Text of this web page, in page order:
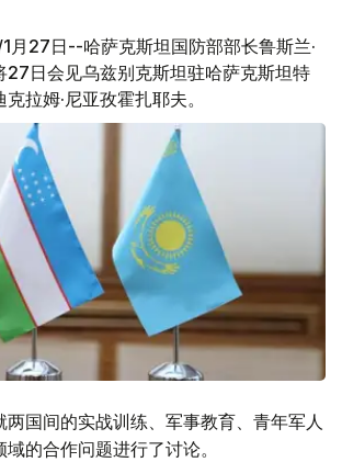
月27日--哈萨克斯坦国防部部长鲁斯兰·
27日会见乌兹别克斯坦驻哈萨克斯坦特
拉姆·尼亚孜霍扎耶夫。
两国间的实战训练、军事教育、青年军人
的合作问题进行了讨论。